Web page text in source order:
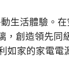
生活體驗。
，創造領先同
如家的家電電